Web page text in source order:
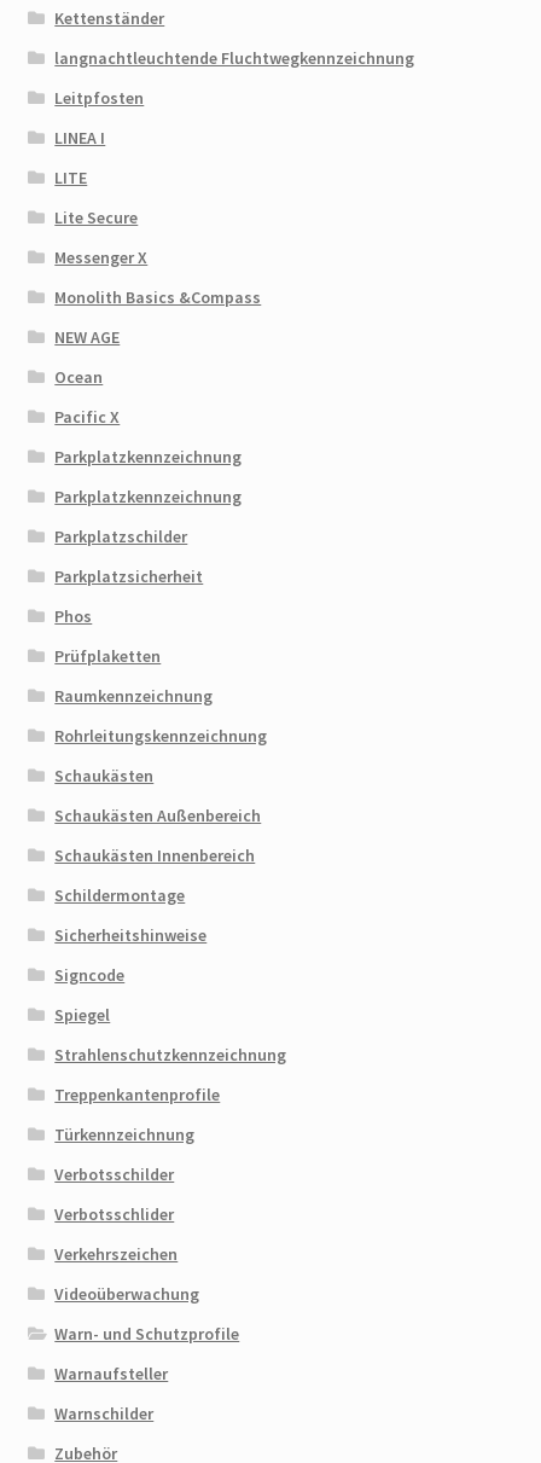
Kettenständer
langnachtleuchtende Fluchtwegkennzeichnung
Leitpfosten
LINEA I
LITE
Lite Secure
Messenger X
Monolith Basics &Compass
NEW AGE
Ocean
Pacific X
Parkplatzkennzeichnung
Parkplatzkennzeichnung
Parkplatzschilder
Parkplatzsicherheit
Phos
Prüfplaketten
Raumkennzeichnung
Rohrleitungskennzeichnung
Schaukästen
Schaukästen Außenbereich
Schaukästen Innenbereich
Schildermontage
Sicherheitshinweise
Signcode
Spiegel
Strahlenschutzkennzeichnung
Treppenkantenprofile
Türkennzeichnung
Verbotsschilder
Verbotsschlider
Verkehrszeichen
Videoüberwachung
Warn- und Schutzprofile
Warnaufsteller
Warnschilder
Zubehör